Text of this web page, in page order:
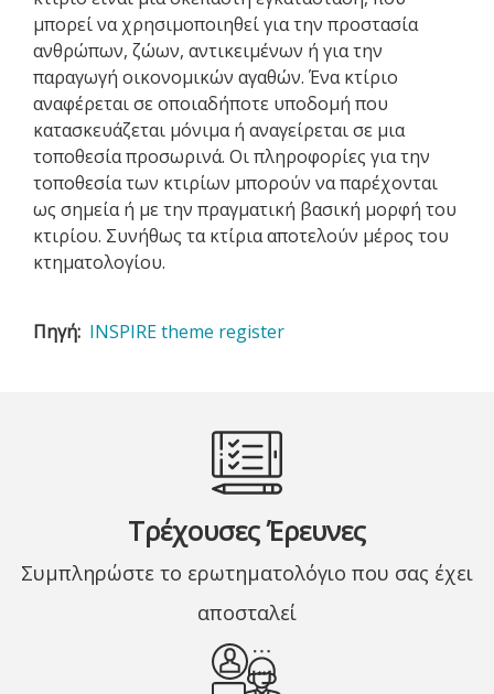
μπορεί να χρησιμοποιηθεί για την προστασία
ανθρώπων, ζώων, αντικειμένων ή για την
παραγωγή οικονομικών αγαθών. Ένα κτίριο
αναφέρεται σε οποιαδήποτε υποδομή που
κατασκευάζεται μόνιμα ή αναγείρεται σε μια
τοποθεσία προσωρινά. Οι πληροφορίες για την
τοποθεσία των κτιρίων μπορούν να παρέχονται
ως σημεία ή με την πραγματική βασική μορφή του
κτιρίου. Συνήθως τα κτίρια αποτελούν μέρος του
κτηματολογίου.
Πηγή INSPIRE theme register
Τρέχουσες Έρευνες
Συμπληρώστε το ερωτηματολόγιο που σας έχει
αποσταλεί